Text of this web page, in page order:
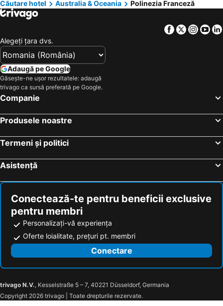
Căutare hotel Australia & Oceania Polinezia Franceză
Facebook
Twitter
Alegeţi ţara dvs.
Adaugă pe Google
Găsește-ne ușor rezultatele: adaugă
trivago ca sursă preferată pe Google.
Companie
Produsele noastre
Termeni și politici
Asistență
Conectează-te pentru beneficii exclusive
pentru membri
Personalizați-vă experiența
Oferte loialitate, prețuri pt. membri
Conectare
trivago N.V., Kesselstraße 5 – 7, 40221 Düsseldorf, Germania
Copyright 2026 trivago | Toate drepturile rezervate.